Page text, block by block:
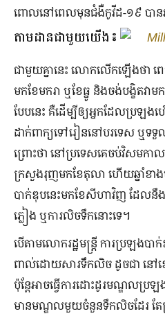
ពោលនៅពេលមុនជំងឺកូវីដ-១៩ បាន
តាមដានជាមួយយើង៖
ជាមួយគ្នានេះ លោកលើកឡើងថា ព
មកខែមករា ឬខែធ្នូ និងចង់បង្ខិតវ
បែបនេះ គឺដើម្បីឲ្យអ្នកដែលប្រឡង
ដាក់ពាក្យទៅរៀននៅបរទេស ឬទ
ព្រោះថា នៅប្រទេសគេចប់វិសមកាលន
ក្រសួងរុញមកខែតុលា ហើយឆ្នាំខា
បាក់ឌុបនេះមកខែសីហាវិញ ដែលនឹ
ភ្លៀង ឬការលិចទឹកនោះទេ។
បើតាមលោករដ្ឋមន្រ្តី ការប្រឡងបា
ពាល់ដោយសារទឹកលិច ដូចជា នៅខេ
ប៉ុន្តែអាចធ្វើការដោះដូរមណ្ឌលប្រ
មានមណ្ឌលមួយចំនួនទឹកលិចដែរ តែត្រូ